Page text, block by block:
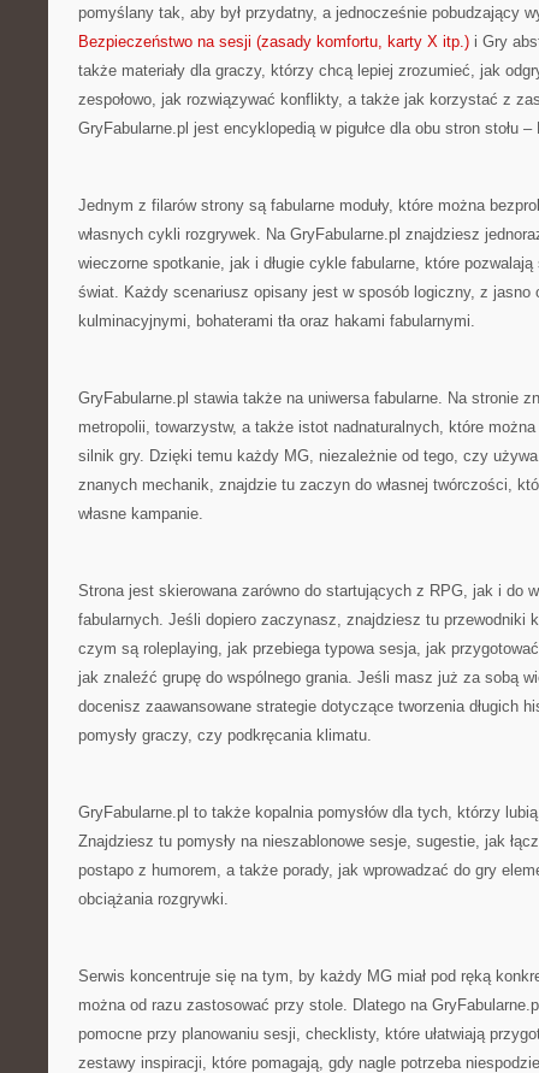
pomyślany tak, aby był przydatny, a jednocześnie pobudzający
Bezpieczeństwo na sesji (zasady komfortu, karty X itp.) i Gry
także materiały dla graczy, którzy chcą lepiej zrozumieć, jak
zespołowo, jak rozwiązywać konflikty, a także jak korzystać z
GryFabularne.pl jest encyklopedią w pigułce dla obu stron stołu
Jednym z filarów strony są fabularne moduły, które można
własnych cykli rozgrywek. Na GryFabularne.pl znajdziesz
wieczorne spotkanie, jak i długie cykle fabularne, które
świat. Każdy scenariusz opisany jest w sposób logiczny, z jasno
kulminacyjnymi, bohaterami tła oraz hakami fabularnymi.
GryFabularne.pl stawia także na uniwersa fabularne. Na stronie
metropolii, towarzystw, a także istot nadnaturalnych, które
silnik gry. Dzięki temu każdy MG, niezależnie od tego, czy
znanych mechanik, znajdzie tu zaczyn do własnej twórczości,
własne kampanie.
Strona jest skierowana zarówno do startujących z RPG, jak i do
fabularnych. Jeśli dopiero zaczynasz, znajdziesz tu przewodniki
czym są roleplaying, jak przebiega typowa sesja, jak
jak znaleźć grupę do wspólnego grania. Jeśli masz już za sobą
docenisz zaawansowane strategie dotyczące tworzenia długich
pomysły graczy, czy podkręcania klimatu.
GryFabularne.pl to także kopalnia pomysłów dla tych, którzy
Znajdziesz tu pomysły na nieszablonowe sesje, sugestie, jak
postapo z humorem, a także porady, jak wprowadzać do gry
obciążania rozgrywki.
Serwis koncentruje się na tym, by każdy MG miał pod ręką
można od razu zastosować przy stole. Dlatego na
pomocne przy planowaniu sesji, checklisty, które ułatwiają
zestawy inspiracji, które pomagają, gdy nagle potrzeba